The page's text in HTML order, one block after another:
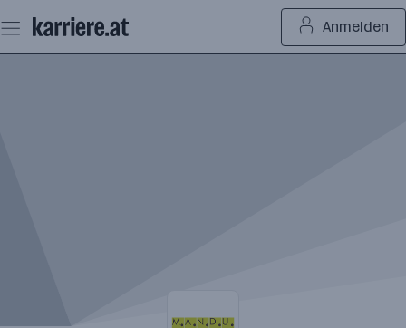
Seiteninhalt
springen
Anmelden